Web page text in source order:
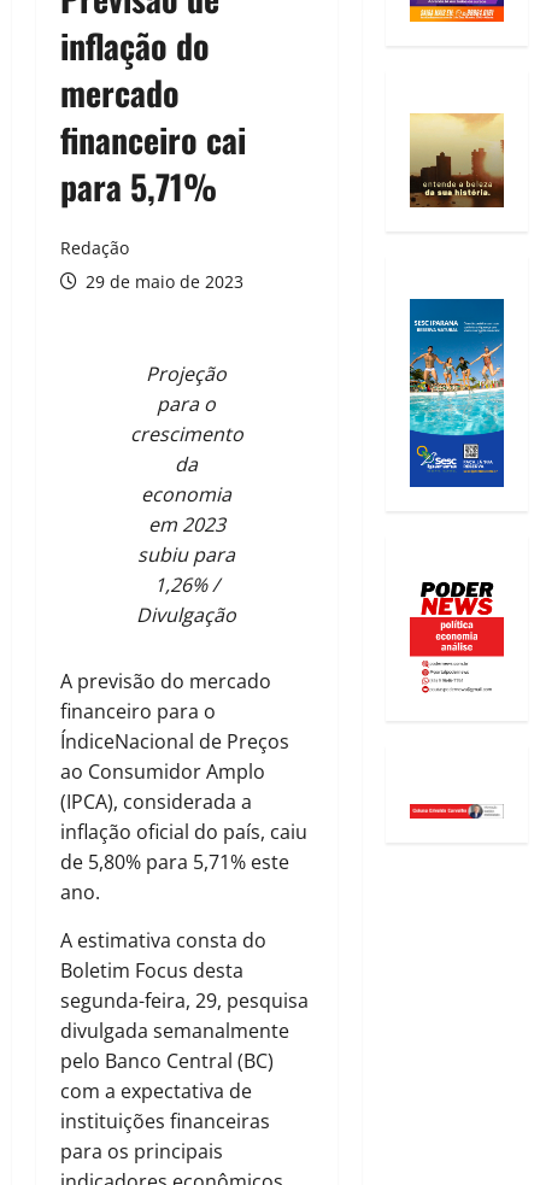
inflação do
mercado
financeiro cai
para 5,71%
Redação
29 de maio de 2023
Projeção
para o
crescimento
da
economia
em 2023
subiu para
1,26% /
Divulgação
A previsão do mercado
financeiro para o
ÍndiceNacional de Preços
ao Consumidor Amplo
(IPCA), considerada a
inflação oficial do país, caiu
de 5,80% para 5,71% este
ano.
A estimativa consta do
Boletim Focus desta
segunda-feira, 29, pesquisa
divulgada semanalmente
pelo Banco Central (BC)
com a expectativa de
instituições financeiras
para os principais